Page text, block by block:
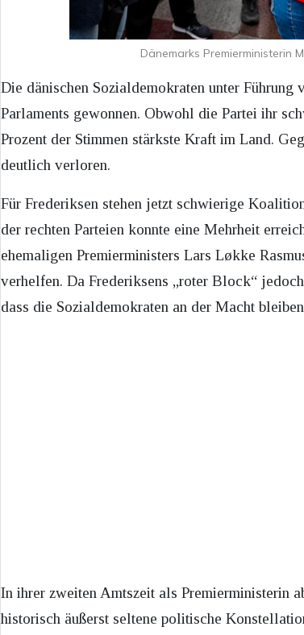
Dänemarks Premierministerin
Die dänischen Sozialdemokraten unter
Parlaments gewonnen. Obwohl die Partei ihr
Prozent der Stimmen stärkste Kraft im Land.
deutlich verloren.
Für Frederiksen stehen jetzt schwierige
der rechten Parteien konnte eine Mehrheit
ehemaligen Premierministers Lars Løkke
verhelfen. Da Frederiksens „roter Block“
dass die Sozialdemokraten an der Macht
In ihrer zweiten Amtszeit als Premierministerin
historisch äußerst seltene politische